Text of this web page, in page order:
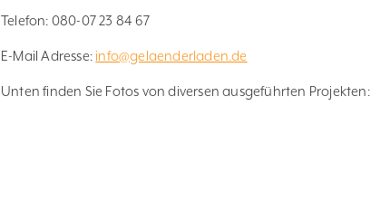
Telefon: 080-07 23 84 67
E-Mail Adresse: info@gelaenderladen.de
Unten finden Sie Fotos von diversen ausgeführten Projekten: